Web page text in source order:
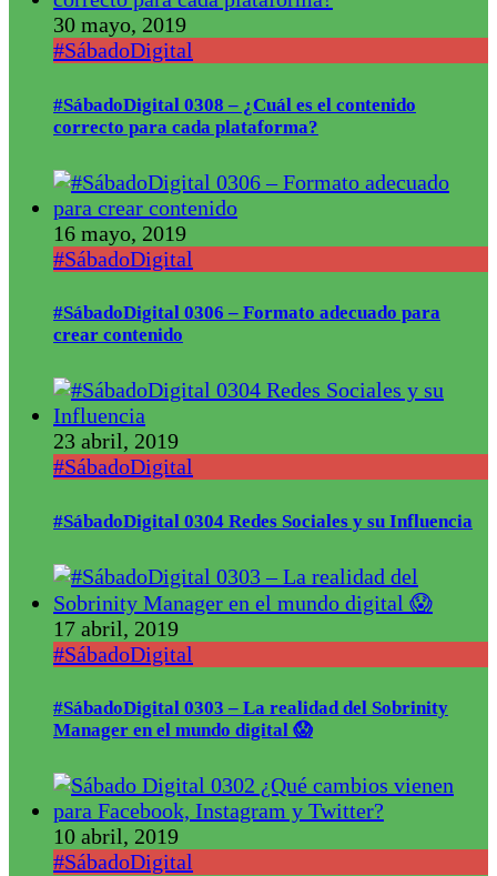
30 mayo, 2019
#SábadoDigital
#SábadoDigital 0308 – ¿Cuál es el contenido
correcto para cada plataforma?
16 mayo, 2019
#SábadoDigital
#SábadoDigital 0306 – Formato adecuado para
crear contenido
23 abril, 2019
#SábadoDigital
#SábadoDigital 0304 Redes Sociales y su Influencia
17 abril, 2019
#SábadoDigital
#SábadoDigital 0303 – La realidad del Sobrinity
Manager en el mundo digital 😱
10 abril, 2019
#SábadoDigital